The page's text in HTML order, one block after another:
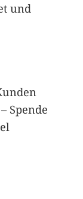
und
Spende